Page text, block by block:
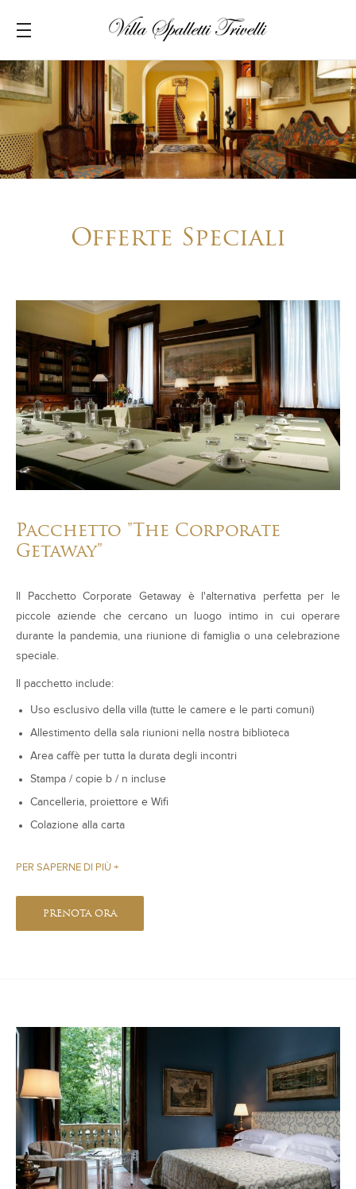
Offerte Speciali
Pacchetto "The Corporate
Getaway"
Il Pacchetto Corporate Getaway è l'alternativa perfetta per le
piccole aziende che cercano un luogo intimo in cui operare
durante la pandemia, una riunione di famiglia o una celebrazione
speciale.
Il pacchetto include:
Uso esclusivo della villa (tutte le camere e le parti comuni)
Allestimento della sala riunioni nella nostra biblioteca
Area caffè per tutta la durata degli incontri
Stampa / copie b / n incluse
Cancelleria, proiettore e Wifi
Colazione alla carta
PER SAPERNE DI PIÙ
PRENOTA ORA